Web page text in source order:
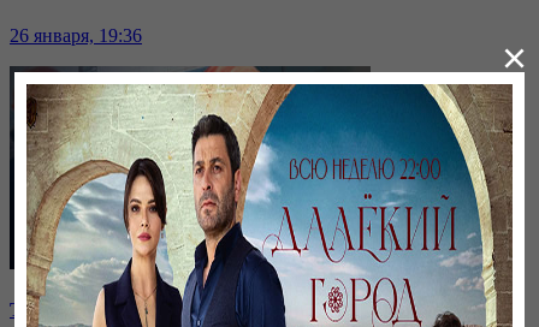
26 января, 19:36
Таразда ТЭЦ қызметкерлері жалақы көтеруді талап етті
×